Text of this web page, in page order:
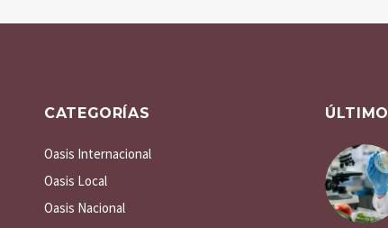
CATEGORÍAS
Oasis Internacional
Oasis Local
Oasis Nacional
ÚLTIMO